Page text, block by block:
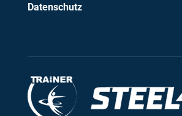
Datenschutz